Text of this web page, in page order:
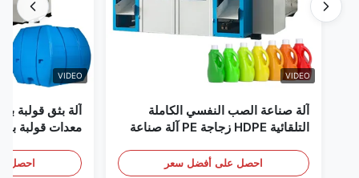
VIDEO
آلة صناعة الصب النفسي الكاملة
التلقائية HDPE زجاجة PE آلة صناعة
احصل على أفضل سعر
VIDEO
آلة بثق قولبة
معدات قولبة بالنفخ
احصل على